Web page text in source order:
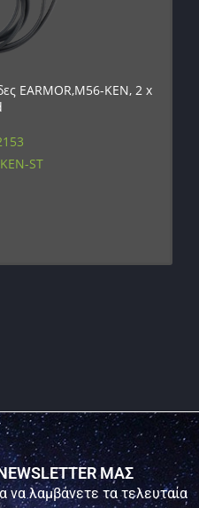
EARMOR,M56-KEN, 2 x
ST
ΜΑΣ
να λαμβάνετε τα τελευταία